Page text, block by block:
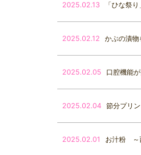
2025.02.13 「ひな祭
2025.02.12 かぶの漬
2025.02.05 口腔機能
2025.02.04 節分プリ
2025.02.01 お汁粉 ～